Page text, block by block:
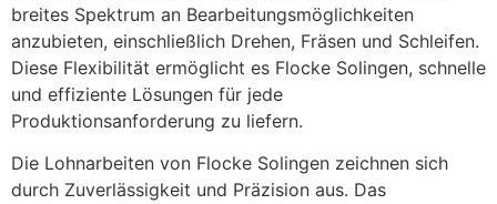
breites Spektrum an Bearbeitungsmöglichkeiten
anzubieten, einschließlich Drehen, Fräsen und Schleifen.
Diese Flexibilität ermöglicht es Flocke Solingen, schnelle
und effiziente Lösungen für jede
Produktionsanforderung zu liefern.
Die Lohnarbeiten von Flocke Solingen zeichnen sich
durch Zuverlässigkeit und Präzision aus. Das